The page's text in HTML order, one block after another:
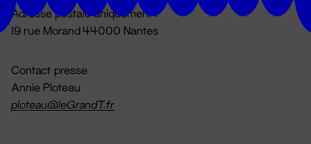
Adresse postale uniquement :
19 rue Morand 44000 Nantes
Contact presse
Annie Ploteau
ploteau@leGrandT.fr